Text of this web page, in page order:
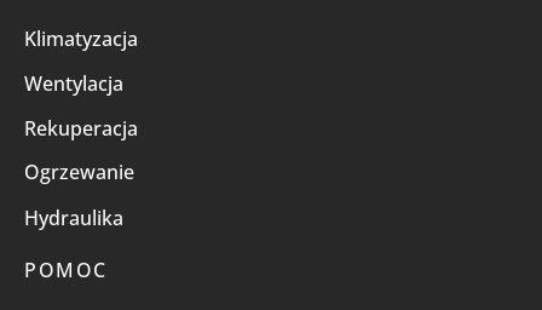
Klimatyzacja
Wentylacja
Rekuperacja
Ogrzewanie
Hydraulika
POMOC